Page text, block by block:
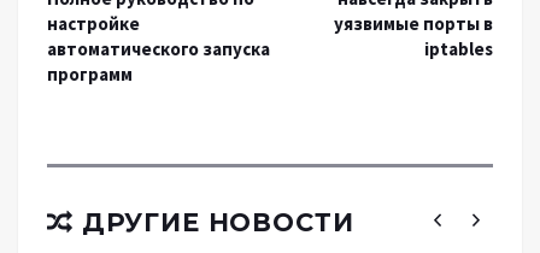
настройке
автоматического запуска
программ
уязвимые порты в
iptables
ДРУГИЕ НОВОСТИ